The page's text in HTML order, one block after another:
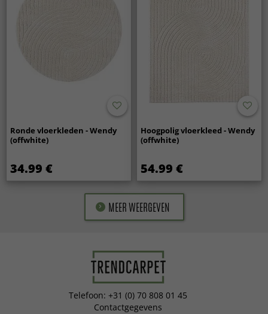
Ronde vloerkleden - Wendy
(offwhite)
34.99 €
Hoogpolig vloerkleed - Wendy
(offwhite)
54.99 €
MEER WEERGEVEN
Telefoon: +31 (0) 70 808 01 45
Contactgegevens